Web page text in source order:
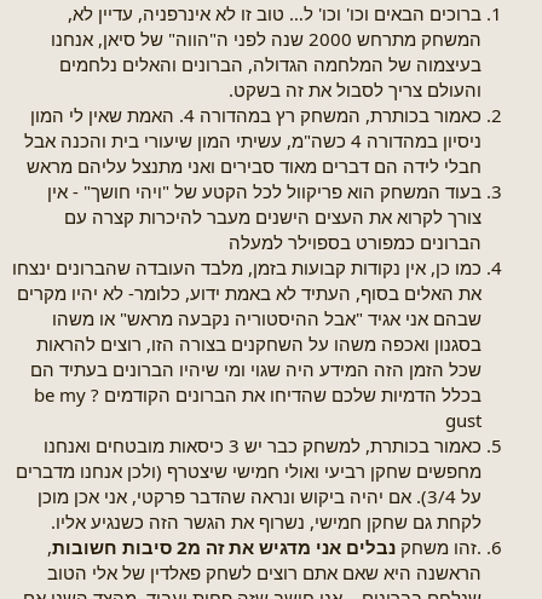
ברוכים הבאים וכו' וכו' ל… טוב זו לא אינרפניה, עדיין לא,
המשחק מתרחש 2000 שנה לפני ה"הווה" של סיאן, אנחנו
בעיצמוה של המלחמה הגדולה, הברונים והאלים נלחמים
והעולם צריך לסבול את זה בשקט.
כאמור בכותרת, המשחק רץ במהדורה 4. האמת שאין לי המון
ניסיון במהדורה 4 כשה"מ, עשיתי המון שיעורי בית והכנה אבל
חבלי לידה הם דברים מאוד סבירים ואני מתנצל עליהם מראש
בעוד המשחק הוא פריקוול לכל הקטע של "ויהי חושך" - אין
צורך לקרוא את העצים הישנים מעבר להיכרות קצרה עם
הברונים כמפורט בספוילר למעלה
כמו כן, אין נקודות קבועות בזמן, מלבד העובדה שהברונים ינצחו
את האלים בסוף, העתיד לא באמת ידוע, כלומר- לא יהיו מקרים
שבהם אני אגיד "אבל ההיסטוריה נקבעה מראש" או משהו
בסגנון ואכפה משהו על השחקנים בצורה הזו, רוצים להראות
שכל הזמן הזה המידע היה שגוי ומי שיהיו הברונים בעתיד הם
בכלל הדמיות שלכם שהדיחו את הברונים הקודמים ? be my
gust
כאמור בכותרת, למשחק כבר יש 3 כיסאות מובטחים ואנחנו
מחפשים שחקן רביעי ואולי חמישי שיצטרף (ולכן אנחנו מדברים
על 3/4). אם יהיה ביקוש ונראה שהדבר פרקטי, אני אכן מוכן
לקחת גם שחקן חמישי, נשרוף את הגשר הזה כשנגיע אליו.
.זהו משחק נבלים אני מדגיש את זה מ2 סיבות חשובות
,
הראשנה היא שאם אתם רוצים לשחק פאלדין של אלי הטוב